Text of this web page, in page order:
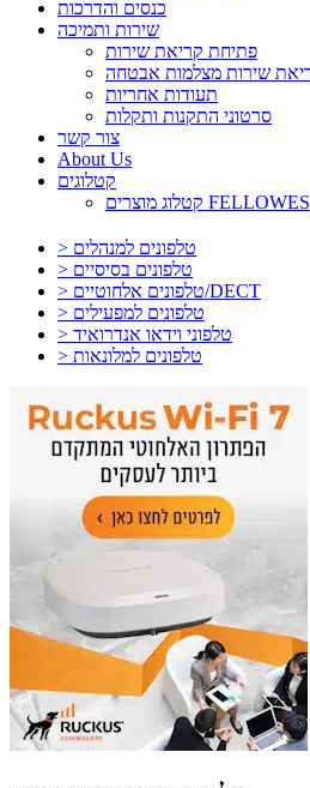
כנסים והדרכות
שירות ותמיכה
פתיחת קריאת שירות
תעודות אחריות
סרטוני התקנות ותקלות
צור קשר
About Us
קטלוגים
קטלוג מוצרים FELLOWES
> טלפונים למנהלים
> טלפונים בסיסיים
> טלפונים אלחוטיים/DECT
> טלפונים למפעילים
> טלפוני וידאו אנדרואיד
> טלפונים למלונאות